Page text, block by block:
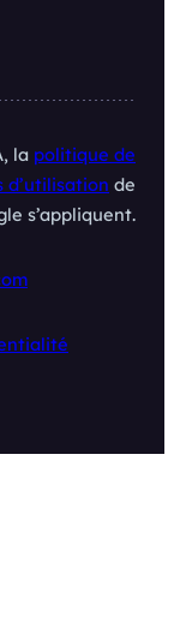
la politique de
d’utilisation de
s’appliquent.